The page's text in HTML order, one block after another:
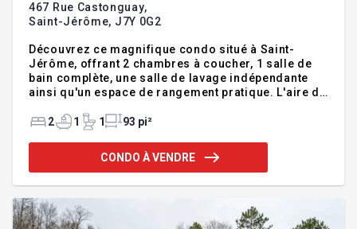
467 Rue Castonguay,
Saint-Jérôme, J7Y 0G2
Découvrez ce magnifique condo situé à Saint-
Jérôme, offrant 2 chambres à coucher, 1 salle de
bain complète, une salle de lavage indépendante
ainsi qu'un espace de rangement pratique. L'aire de
agréable au quotidien, tandis que le balcon permet
offre une sortie pour barbecue au gaz naturel.
L'immeuble est muni d'un ascenseur pour un
recherché à proximité des services. Une propriété
idéale pour profiter d'un mo
2 1 1 93 pi²
CONDO À VENDRE